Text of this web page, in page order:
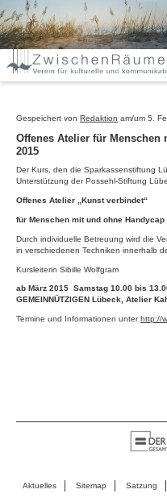
Gespeichert von Redaktion am/um 5.
Offenes Atelier für Menschen
2015
Der Kurs, den die Sparkassenstiftung
Unterstützung der Possehl-Stiftung
Offenes Atelier „Kunst verbindet“
für Menschen mit und ohne Handycap
Durch individuelle Betreuung wird die
in verschiedenen Techniken innerhalb
Kursleiterin Sibille Wolfgram
ab März 2015 Samstag 10.00 bis
GEMEINNÜTZIGEN Lübeck, Atelier
Termine und Informationen unterhttp://
Aktuelles Sitemap Satzung